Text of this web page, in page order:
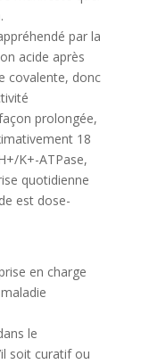
par la
acide après
covalente, donc
prolongée,
18
K+-ATPase,
quotidienne
est dose-
en charge
le
soit curatif ou